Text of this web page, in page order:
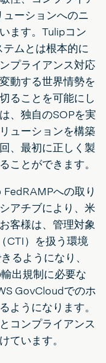
ーションへのニ
ます。Tulipコン
ムとは根本的に
プライアンス対応
動する世界情勢を
ることを可能にし
、独自のSOPを実
ューションを構築
、最初に正しく製
ことができます。
への取り
アチブにより、米
客様は、管理対象
CTI）を扱う環境
るようになり、
出規制に必要な
GovCloudでのホ
ようになります。
コンプライアンス
ています。